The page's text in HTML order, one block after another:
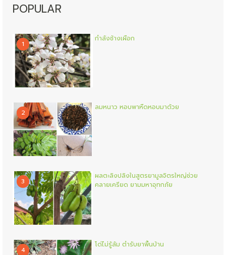
POPULAR
1
กำลังช้างเผือก
2
ลมหนาว หอบพาหืดหอบมาด้วย
3
ผลตะลิงปลิงในสูตรยามูลจิตรใหญ่ช่วย
คลายเครียด ยามมหาอุทกภัย
4
โด่ไม่รู้ล้ม ตำรับยาพื้นบ้าน